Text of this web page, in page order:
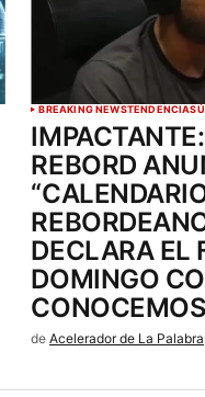
BREAKING NEWSTENDENCIAS
REBORD
DECLARA EL
DOMINGO
de Acelerador de La Palabra